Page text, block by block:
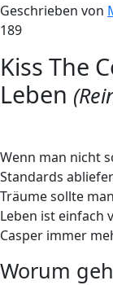
Geschrieben von
189
Kiss The
Leben
Wenn man nicht
Standards
Träume sollte
Leben ist einfach
Casper immer
Worum